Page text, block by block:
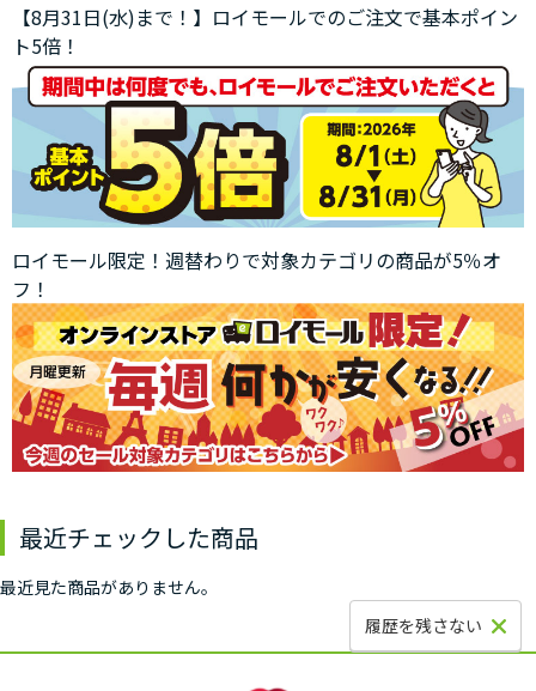
【8月31日(水)まで！】ロイモールでのご注文で基本ポイン
ト5倍！
ロイモール限定！週替わりで対象カテゴリの商品が5％オ
フ！
最近チェックした商品
最近見た商品がありません。
履歴を残さない